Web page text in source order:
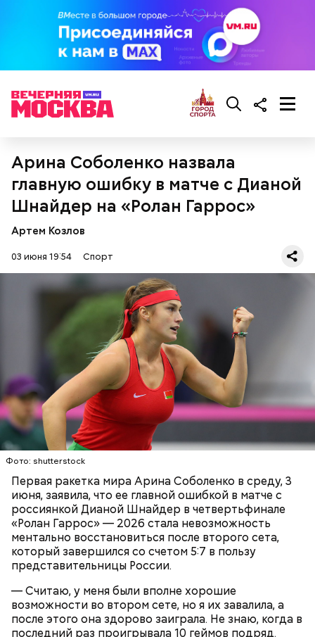
Арина Соболенко назвала
главную ошибку в матче с Дианой
Шнайдер на «Ролан Гаррос»
Артем Козлов
03 июня 19:54 Спорт
Фото: shutterstock
Первая ракетка мира Арина Соболенко в среду, 3
июня, заявила, что ее главной ошибкой в матче с
россиянкой Дианой Шнайдер в четвертьфинале
«Ролан Гаррос» — 2026 стала невозможность
ментально восстановиться после второго сета,
который завершился со счетом 5:7 в пользу
представительницы России.
— Считаю, у меня были вполне хорошие
возможности во втором сете, но я их завалила, а
после этого она здорово заиграла. Не знаю, когда в
последний раз проигрывала 10 геймов подряд.
Команды и даты матчей
Начало матчей указано по московскому времени: